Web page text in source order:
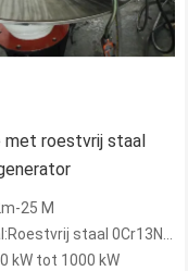
met roestvrij staal
25 M
staal 0Cr13Ni4Mo
kW tot 1000 kW